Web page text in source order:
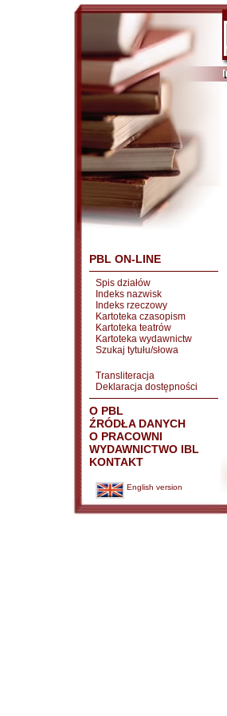
PBL ON-LINE
Spis działów
Indeks nazwisk
Indeks rzeczowy
Kartoteka czasopism
Kartoteka teatrów
Kartoteka wydawnictw
Szukaj tytułu/słowa
Transliteracja
Deklaracja dostępności
O PBL
ŹRÓDŁA DANYCH
O PRACOWNI
WYDAWNICTWO IBL
KONTAKT
English version